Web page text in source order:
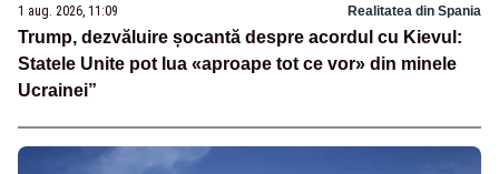
1 aug. 2026, 11:09 Realitatea din Spania
Trump, dezvăluire șocantă despre acordul cu Kievul:
Statele Unite pot lua «aproape tot ce vor» din minele
Ucrainei”